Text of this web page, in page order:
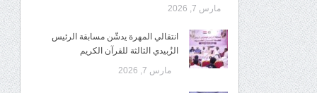
مارس 7, 2026
انتقالي المهرة يدشّن مسابقة الرئيس
الزُبيدي الثالثة للقرآن الكريم
مارس 7, 2026